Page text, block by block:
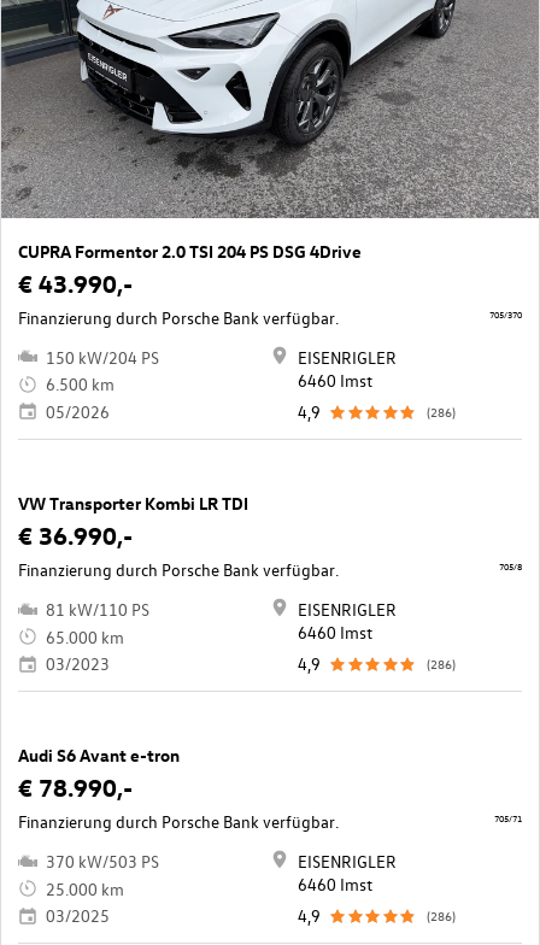
CUPRA Formentor 2.0 TSI 204 PS DSG 4Drive
€ 43.990,-
Finanzierung durch Porsche Bank verfügbar.
150 kW/204 PS
6.500 km
05/2026
EISENRIGLER
6460 Imst
4,9
(286)
705/370
VW Transporter Kombi LR TDI
€ 36.990,-
Finanzierung durch Porsche Bank verfügbar.
81 kW/110 PS
65.000 km
03/2023
EISENRIGLER
6460 Imst
4,9
(286)
705/8
Audi S6 Avant e-tron
€ 78.990,-
Finanzierung durch Porsche Bank verfügbar.
370 kW/503 PS
25.000 km
03/2025
EISENRIGLER
6460 Imst
4,9
(286)
705/71